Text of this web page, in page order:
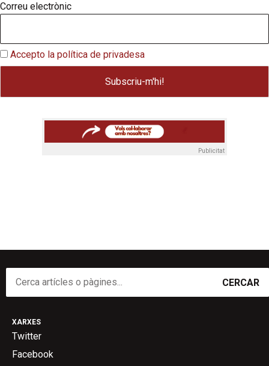
Correu electrònic
Accepto la política de privadesa
Publicitat
CERCAR
XARXES
Twitter
Facebook